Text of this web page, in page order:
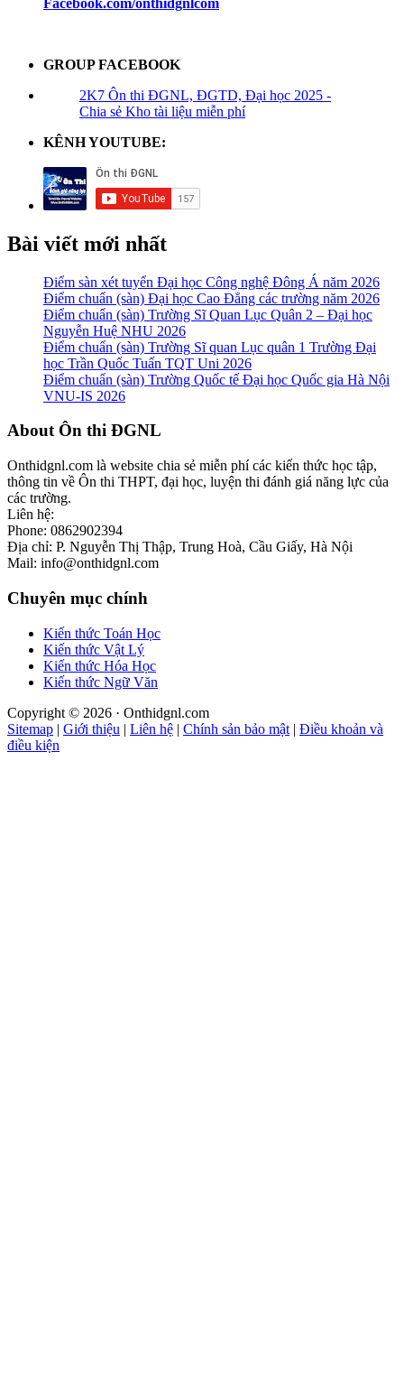
GROUP FACEBOOK
2K7 Ôn thi ĐGNL, ĐGTD, Đại học 2025 -
Chia sẻ Kho tài liệu miễn phí
KÊNH YOUTUBE:
Bài viết mới nhất
Điểm sàn xét tuyển Đại học Công nghệ Đông Á năm 2026
Điểm chuẩn (sàn) Đại học Cao Đẳng các trường năm 2026
Điểm chuẩn (sàn) Trường Sĩ Quan Lục Quân 2 – Đại học
Nguyễn Huệ NHU 2026
Điểm chuẩn (sàn) Trường Sĩ quan Lục quân 1 Trường Đại
học Trần Quốc Tuấn TQT Uni 2026
Điểm chuẩn (sàn) Trường Quốc tế Đại học Quốc gia Hà Nội
VNU-IS 2026
Footer
About Ôn thi ĐGNL
Onthidgnl.com là website chia sẻ miễn phí các kiến thức học tập,
thông tin về Ôn thi THPT, đại học, luyện thi đánh giá năng lực của
các trường.
Liên hệ:
Phone: 0862902394
Địa chỉ: P. Nguyễn Thị Thập, Trung Hoà, Cầu Giấy, Hà Nội
Mail: info@onthidgnl.com
Chuyên mục chính
Kiến thức Toán Học
Kiến thức Vật Lý
Kiến thức Hóa Học
Kiến thức Ngữ Văn
Copyright © 2026 · Onthidgnl.com
Sitemap | Giới thiệu | Liên hệ | Chính sản bảo mật | Điều khoản và
điều kiện